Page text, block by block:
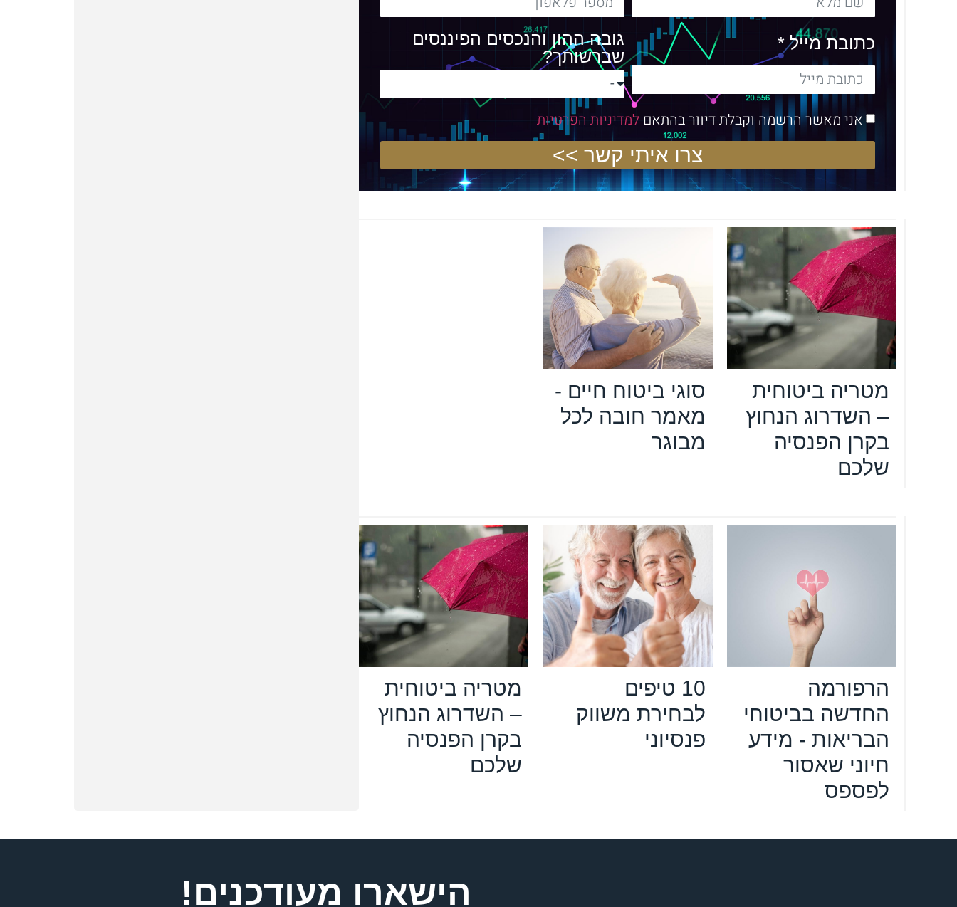
כתובת מייל *
גובה ההון והנכסים הפיננסים
שברשותך?
אני מאשר הרשמה וקבלת דיוור בהתאם למדיניות הפרטיות
צרו איתי קשר >>
מטריה ביטוחית
– השדרוג הנחוץ
בקרן הפנסיה
שלכם
סוגי ביטוח חיים -
מאמר חובה לכל
מבוגר
הרפורמה
החדשה בביטוחי
הבריאות - מידע
חיוני שאסור
לפספס
10 טיפים
לבחירת משווק
פנסיוני
מטריה ביטוחית
– השדרוג הנחוץ
בקרן הפנסיה
שלכם
הישארו מעודכנים!